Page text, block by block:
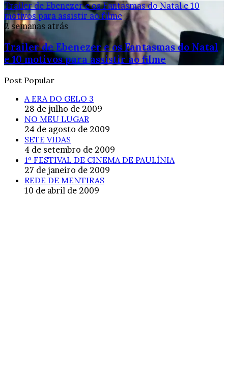
Trailer de Ebenezer e os Fantasmas do Natal e 10
motivos para assistir ao filme
2 semanas atrás
Trailer de Ebenezer e os Fantasmas do Natal
e 10 motivos para assistir ao filme
Post Popular
A ERA DO GELO 3
28 de julho de 2009
NO MEU LUGAR
24 de agosto de 2009
SETE VIDAS
4 de setembro de 2009
1º FESTIVAL DE CINEMA DE PAULÍNIA
27 de janeiro de 2009
REDE DE MENTIRAS
10 de abril de 2009